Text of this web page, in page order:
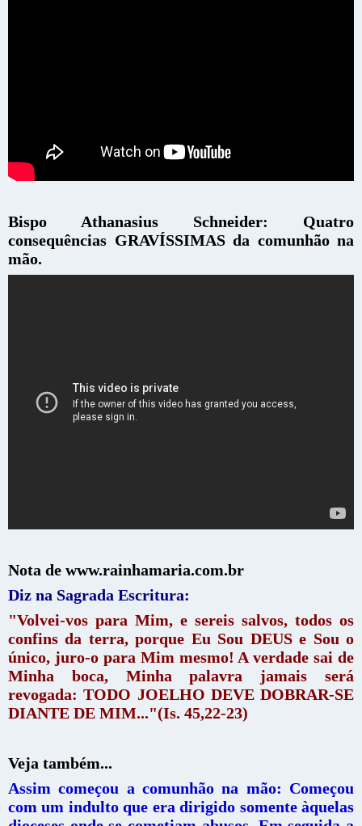
Bispo Athanasius Schneider: Quatro
consequências GRAVÍSSIMAS da comunhão na
mão.
Nota de www.rainhamaria.com.br
Diz na Sagrada Escritura:
"Volvei-vos para Mim, e sereis salvos, todos os
confins da terra, porque Eu Sou DEUS e Sou o
único, juro-o para Mim mesmo! A verdade sai de
Minha boca, Minha palavra jamais será
revogada: TODO JOELHO DEVE DOBRAR-SE
DIANTE DE MIM..."(Is. 45,22-23)
Veja também...
Assim começou a comunhão na mão: Começou
com um indulto que era dirigido somente àquelas